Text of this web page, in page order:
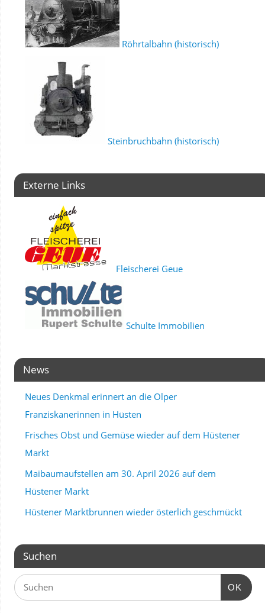
Röhrtalbahn (historisch)
Steinbruchbahn (historisch)
Externe Links
Fleischerei Geue
Schulte Immobilien
News
Neues Denkmal erinnert an die Olper
Franziskanerinnen in Hüsten
Frisches Obst und Gemüse wieder auf dem Hüstener
Markt
Maibaumaufstellen am 30. April 2026 auf dem
Hüstener Markt
Hüstener Marktbrunnen wieder österlich geschmückt
Suchen
OK